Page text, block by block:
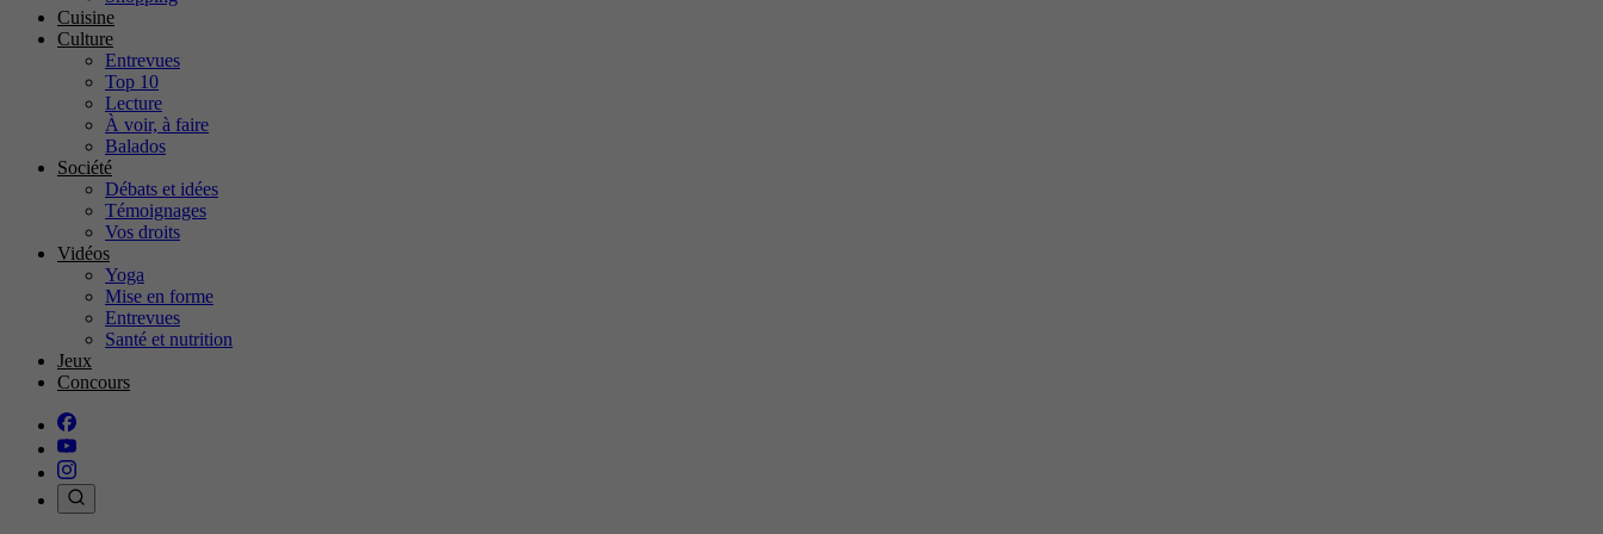
Cuisine
Culture
Entrevues
Top 10
Lecture
À voir, à faire
Balados
Société
Débats et idées
Témoignages
Vos droits
Vidéos
Yoga
Mise en forme
Entrevues
Santé et nutrition
Jeux
Concours